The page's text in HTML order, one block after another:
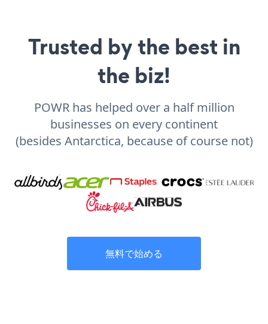
Trusted by the best in
the biz!
POWR has helped over a half million
businesses on every continent
(besides Antarctica, because of course not)
無料で始める